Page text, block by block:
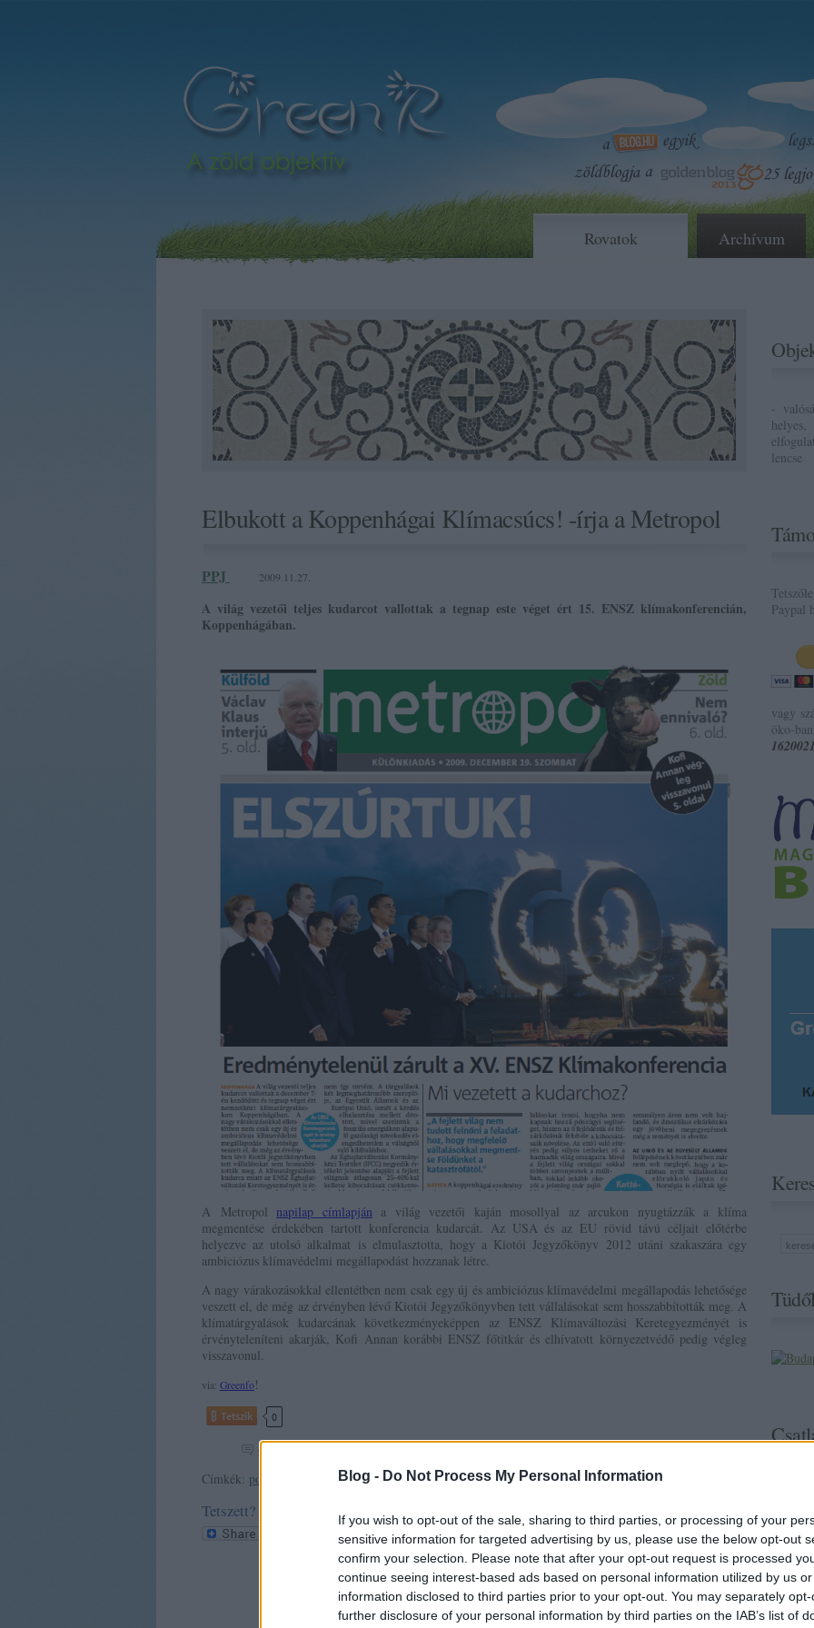
Blog - Do Not Process My Personal Information
If you wish to opt-out of the sale, sharing to third parties, or processing of your
sensitive information for targeted advertising by us, please use the below opt-out
confirm your selection. Please note that after your opt-out request is processed
continue seeing interest-based ads based on personal information utilized by us
information disclosed to third parties prior to your opt-out. You may separately
further disclosure of your personal information by third parties on the IAB’s list of
Archívum
Rovatok
Elbukott a Koppenhágai Klímacsúcs! -írja a Metropol
PPJ 2009.11.27.
A világ vezetői teljes kudarcot vallottak a tegnap este véget ért 15. ENSZ klímakonferencián,
Koppenhágában.
A Metropol napilap címlapján a világ vezetői kaján mosollyal az arcukon nyugtázzák a klíma
megmentése érdekében tartott konferencia kudarcát. Az USA és az EU rövid távú céljait előtérbe
helyezve az utolsó alkalmat is elmulasztotta, hogy a Kiotói Jegyzőkönyv 2012 utáni szakaszára egy
ambiciózus klímavédelmi megállapodást hozzanak létre.
A nagy várakozásokkal ellentétben nem csak egy új és ambiciózus klímavédelmi megállapodás lehetősége
veszett el, de még az érvényben lévő Kiotói Jegyzőkönyvben tett vállalásokat sem hosszabbították meg. A
klímatárgyalások kudarcának következményeképpen az ENSZ Klímaváltozási Keretegyezményét is
érvényteleníteni akarják, Kofi Annan korábbi ENSZ főtitkár és elhívatott környezetvédő pedig végleg
visszavonul.
via: Greenfo!
Tetszik 0
6
Címkék: politika klíma ökológia
Tetszett? Oszd meg!
-
lencse
Paypal
vagy
öko-